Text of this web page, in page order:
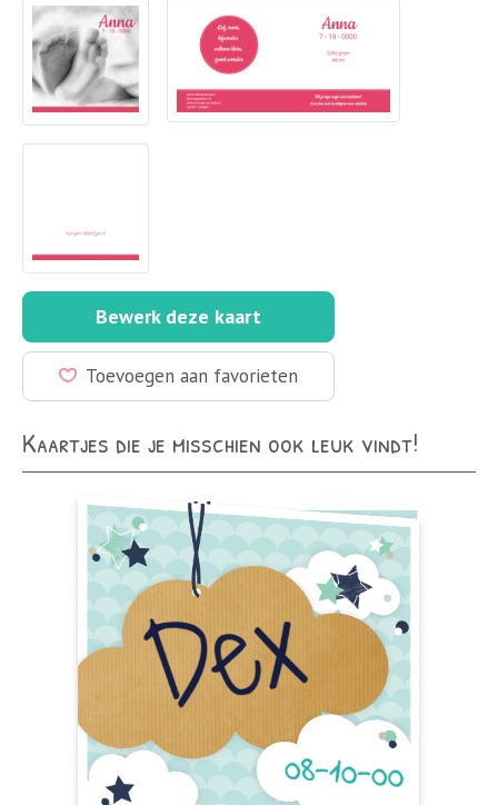
Bewerk deze kaart
Toevoegen aan favorieten
Kaartjes die je misschien ook leuk vindt!